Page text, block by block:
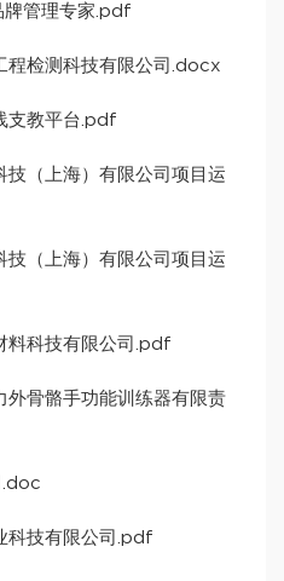
牌管理专家.pdf
程检测科技有限公司.docx
支教平台.pdf
技（上海）有限公司项目运
技（上海）有限公司项目运
料科技有限公司.pdf
外骨骼手功能训练器有限责
.doc
科技有限公司.pdf